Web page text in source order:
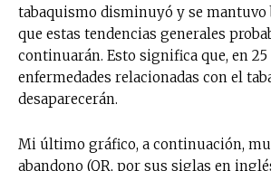
tabaquismo disminuyó y se mantuvo
que estas tendencias generales
continuarán. Esto significa que, en 25
enfermedades relacionadas con el
desaparecerán.
Mi último gráfico, a continuación,
abandono (QR, por sus siglas en